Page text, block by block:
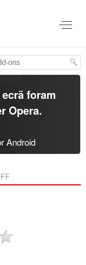
foram
Opera.
Android